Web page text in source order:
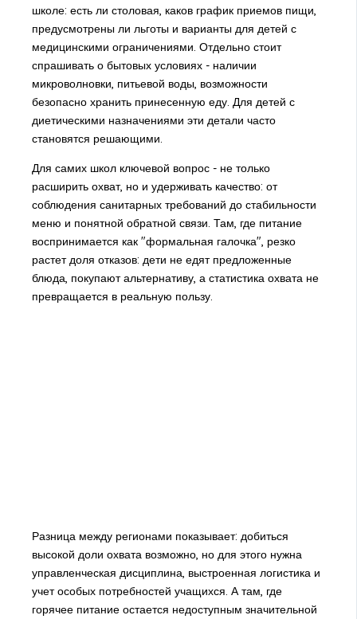
школе: есть ли столовая, каков график приемов пищи,
предусмотрены ли льготы и варианты для детей с
медицинскими ограничениями. Отдельно стоит
спрашивать о бытовых условиях - наличии
микроволновки, питьевой воды, возможности
безопасно хранить принесенную еду. Для детей с
диетическими назначениями эти детали часто
становятся решающими.
Для самих школ ключевой вопрос - не только
расширить охват, но и удерживать качество: от
соблюдения санитарных требований до стабильности
меню и понятной обратной связи. Там, где питание
воспринимается как "формальная галочка", резко
растет доля отказов: дети не едят предложенные
блюда, покупают альтернативу, а статистика охвата не
превращается в реальную пользу.
Разница между регионами показывает: добиться
высокой доли охвата возможно, но для этого нужна
управленческая дисциплина, выстроенная логистика и
учет особых потребностей учащихся. А там, где
горячее питание остается недоступным значительной